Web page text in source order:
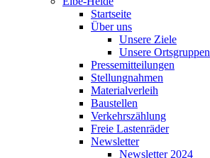
Startseite
Über uns
Unsere Ziele
Unsere Ortsgruppen
Pressemitteilungen
Stellungnahmen
Materialverleih
Baustellen
Verkehrszählung
Freie Lastenräder
Newsletter
Newsletter 2024